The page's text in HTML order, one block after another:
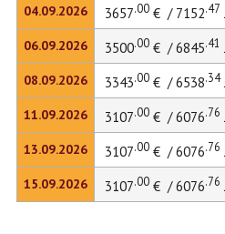
04.09.2026
06.09.2026
08.09.2026
11.09.2026
13.09.2026
15.09.2026
3657.00€ / 7152.47
3500.00€ / 6845.41
3343.00€ / 6538.34
3107.00€ / 6076.76
3107.00€ / 6076.76
3107.00€ / 6076.76